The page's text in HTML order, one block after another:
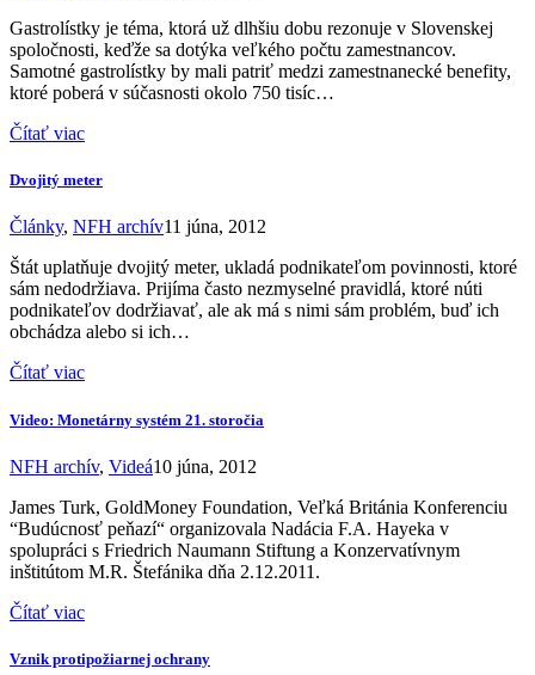
Gastrolístky je téma, ktorá už dlhšiu dobu rezonuje v Slovenskej
spoločnosti, keďže sa dotýka veľkého počtu zamestnancov.
Samotné gastrolístky by mali patriť medzi zamestnanecké benefity,
ktoré poberá v súčasnosti okolo 750 tisíc…
Čítať viac
Dvojitý meter
Články, NFH archív11 júna, 2012
Štát uplatňuje dvojitý meter, ukladá podnikateľom povinnosti, ktoré
sám nedodržiava. Prijíma často nezmyselné pravidlá, ktoré núti
podnikateľov dodržiavať, ale ak má s nimi sám problém, buď ich
obchádza alebo si ich…
Čítať viac
Video: Monetárny systém 21. storočia
NFH archív, Videá10 júna, 2012
James Turk, GoldMoney Foundation, Veľká Británia Konferenciu
“Budúcnosť peňazí“ organizovala Nadácia F.A. Hayeka v
spolupráci s Friedrich Naumann Stiftung a Konzervatívnym
inštitútom M.R. Štefánika dňa 2.12.2011.
Čítať viac
Vznik protipožiarnej ochrany